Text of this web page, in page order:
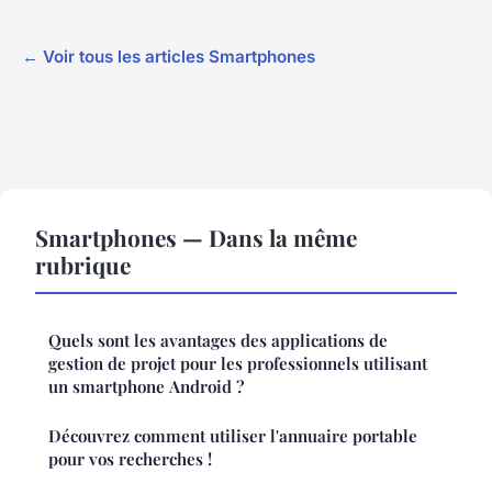
← Voir tous les articles Smartphones
Smartphones — Dans la même
rubrique
Quels sont les avantages des applications de
gestion de projet pour les professionnels utilisant
un smartphone Android ?
Découvrez comment utiliser l'annuaire portable
pour vos recherches !